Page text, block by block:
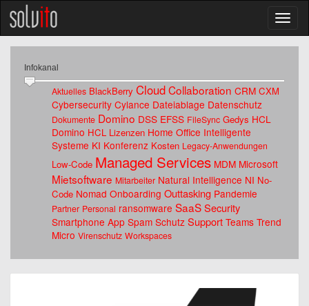
Infokanal
Aktuelles BlackBerry CloudCollaboration CRM CXM
Cybersecurity Cylance Dateiablage Datenschutz
Dokumente Domino DSS EFSS FileSync Gedys HCL
Domino HCL Lizenzen Home Office Intelligente
Systeme KI Konferenz Kosten Legacy-Anwendungen
Low-Code Managed Services MDM Microsoft
Mietsoftware Mitarbeiter Natural Intelligence NI No-
Code Nomad Onboarding Outtasking Pandemie
Partner Personal ransomware SaaSSecurity
Smartphone App Spam Schutz Support Teams Trend
Micro Virenschutz Workspaces